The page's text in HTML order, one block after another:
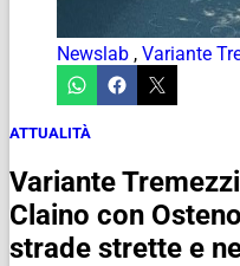
Newslab , Variante
ATTUALITÀ
Variante
Claino con
strade strette e